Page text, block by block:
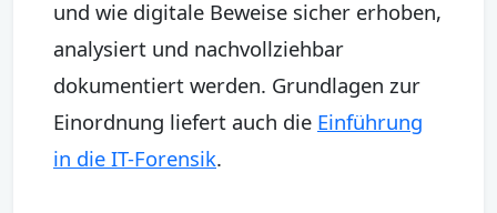
und wie digitale Beweise sicher erhoben,
analysiert und nachvollziehbar
dokumentiert werden. Grundlagen zur
Einordnung liefert auch die Einführung
in die IT-Forensik.